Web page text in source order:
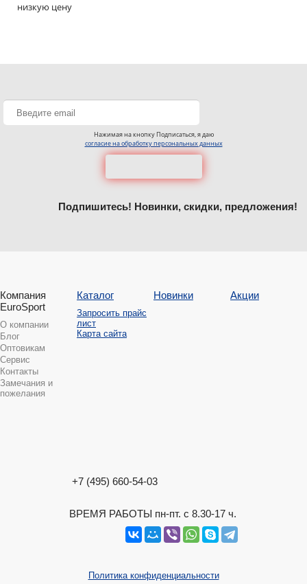
низкую цену
Нажимая на кнопку Подписаться, я даю
согласие на обработку персональных данных
Подпишитесь! Новинки, скидки, предложения!
Компания
EuroSport
О компании
Блог
Оптовикам
Сервис
Контакты
Замечания и
пожелания
Каталог
Запросить прайс
лист
Карта сайта
Новинки Акции
+7 (495) 660-54-03
ВРЕМЯ РАБОТЫ пн-пт. с 8.30-17 ч.
Политика конфиденциальности